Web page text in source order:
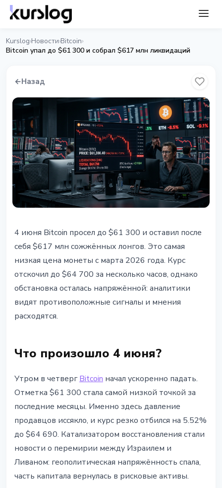
Kurslog›Новости›Bitcoin›
Bitcoin упал до $61 300 и собрал $617 млн ликвидаций
←Назад
Bitcoin упал до $61 300 и собрал
$617 млн ликвидаций
4 июня 2026 г.3 мин чтения
Наталия Дорофеева
4 июня Bitcoin просел до $61 300 и оставил после
себя $617 млн сожжённых лонгов. Это самая
низкая цена монеты с марта 2026 года. Курс
отскочил до $64 700 за несколько часов, однако
обстановка осталась напряжённой: аналитики
видят противоположные сигналы и мнения
расходятся.
Что произошло 4 июня?
Утром в четвергBitcoin начал ускоренно падать.
Отметка $61 300 стала самой низкой точкой за
последние месяцы. Именно здесь давление
продавцов иссякло, и курс резко отбился на 5.52%
до $64 690. Катализатором восстановления стали
новости о перемирии между Израилем и
Ливаном: геополитическая напряжённость спала,
часть капитала вернулась в рисковые активы.